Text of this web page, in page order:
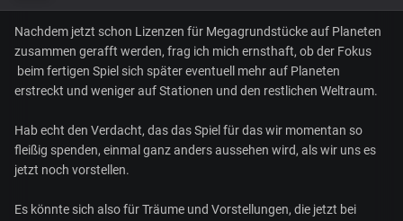
Nachdem jetzt schon Lizenzen für Megagrundstücke auf Planeten
zusammen gerafft werden, frag ich mich ernsthaft, ob der Fokus
beim fertigen Spiel sich später eventuell mehr auf Planeten
erstreckt und weniger auf Stationen und den restlichen Weltraum.
Hab echt den Verdacht, das das Spiel für das wir momentan so
fleißig spenden, einmal ganz anders aussehen wird, als wir uns es
jetzt noch vorstellen.
Es könnte sich also für Träume und Vorstellungen, die jetzt bei